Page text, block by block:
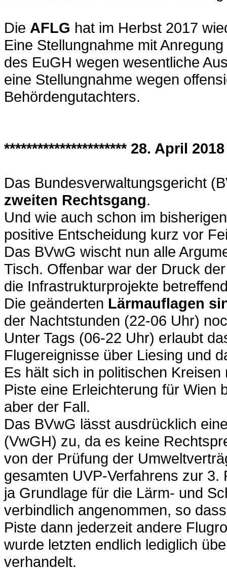
Die AFLG hat im Herbst 2017
Eine Stellungnahme mit
des EuGH wegen wesentliche
eine Stellungnahme wegen
Behördengutachters.
********************** 28. April
Das Bundesverwaltungsgericht
zweiten Rechtsgang.
Und wie auch schon im
positive Entscheidung kurz vor
Das BVwG wischt nun alle
Tisch. Offenbar war der Druck
die Infrastrukturprojekte
Die geänderten Lärmauflagen
der Nachtstunden (22-06 Uhr)
Unter Tags (06-22 Uhr) erlaubt
Flugereignisse über Liesing und
Es hält sich in politischen
Piste eine Erleichterung für Wien
aber der Fall.
Das BVwG lässt ausdrücklich
(VwGH) zu, da es keine
von der Prüfung der
gesamten UVP-Verfahrens zur
ja Grundlage für die Lärm- und
verbindlich angenommen, so
Piste dann jederzeit andere
wurde letzten endlich lediglich
verhandelt.